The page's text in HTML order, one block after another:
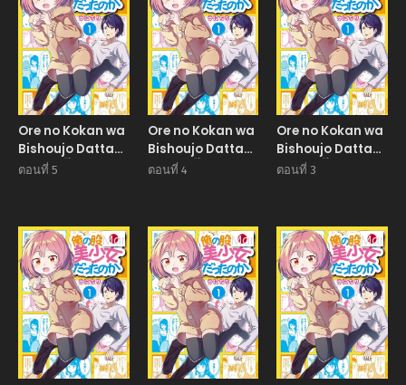
Ore no Kokan wa
Bishoujo Datta
no ka เจี๊ยวของผม
ตอนที่ 5
Ore no Kokan wa
Bishoujo Datta
no ka เจี๊ยวของผม
ตอนที่ 4
Ore no Kokan wa
Bishoujo Datta
no ka เจี๊ยวของผม
ตอนที่ 3
Manga Manga Manga